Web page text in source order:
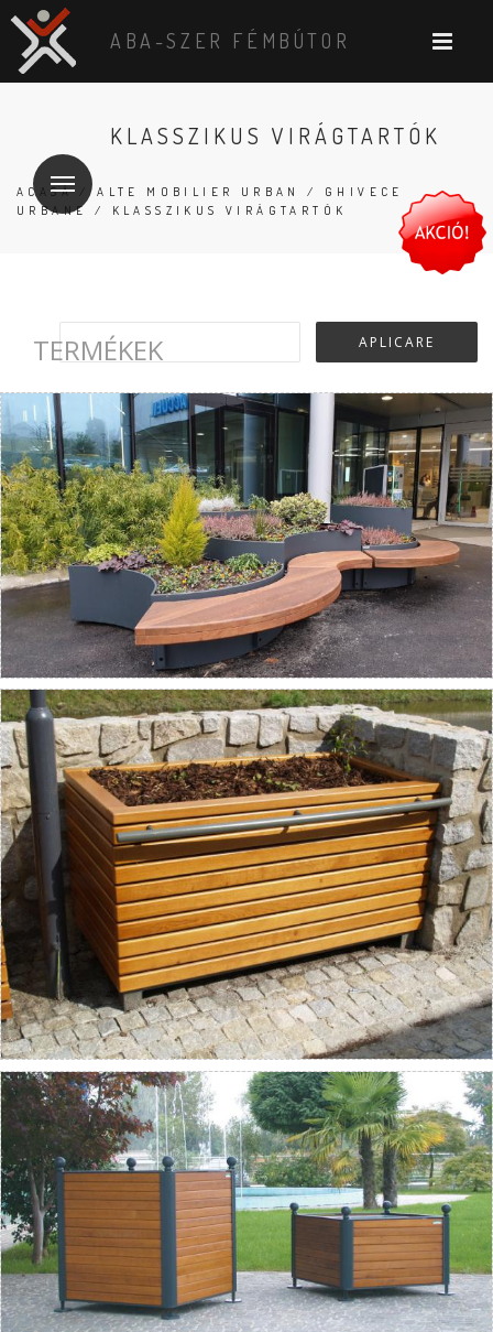
ABA-SZER FÉMBÚTOR
KLASSZIKUS VIRÁGTARTÓK
ACASĂ/ALTE MOBILIER URBAN / GHIVECE
URBANE
/ KLASSZIKUS VIRÁGTARTÓK
TERMÉKEK